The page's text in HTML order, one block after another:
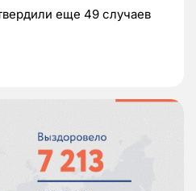
еще 49 случаев